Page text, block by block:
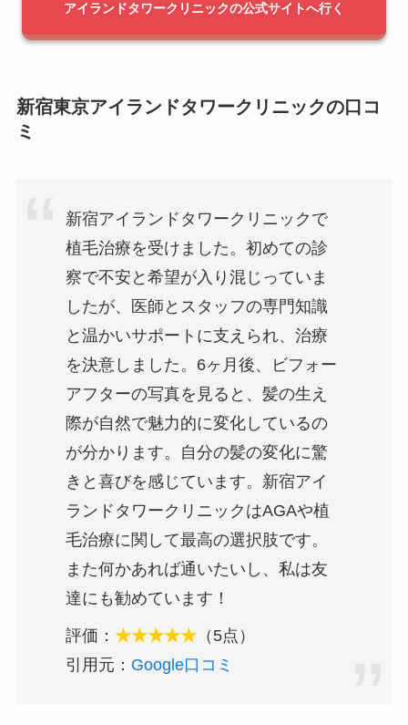
アイランドタワークリニックの公式サイトへ行く
新宿東京アイランドタワークリニックの口コ
ミ
新宿アイランドタワークリニックで
植毛治療を受けました。初めての診
察で不安と希望が入り混じっていま
したが、医師とスタッフの専門知識
と温かいサポートに支えられ、治療
を決意しました。6ヶ月後、ビフォー
アフターの写真を見ると、髪の生え
際が自然で魅力的に変化しているの
が分かります。自分の髪の変化に驚
きと喜びを感じています。新宿アイ
ランドタワークリニックはAGAや植
毛治療に関して最高の選択肢です。
また何かあれば通いたいし、私は友
達にも勧めています！
評価： ★★★★★（5点）
引用元： Google口コミ